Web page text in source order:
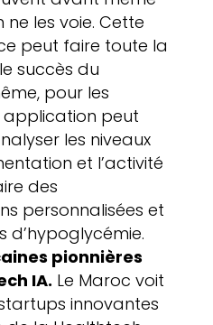
les voie. Cette
peut faire toute la
succès du
pour les
application peut
les niveaux
et l’activité
des
personnalisées et
d’hypoglycémie.
pionnières
IA. Le Maroc voit
innovantes